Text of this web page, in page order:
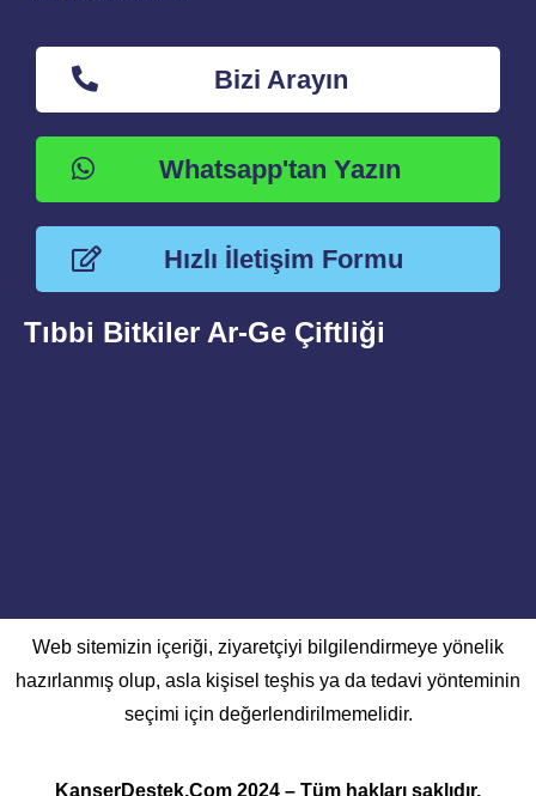
Bizi Arayın
Whatsapp'tan Yazın
Hızlı İletişim Formu
Tıbbi Bitkiler Ar-Ge Çiftliği
Web sitemizin içeriği, ziyaretçiyi bilgilendirmeye yönelik
hazırlanmış olup, asla kişisel teşhis ya da tedavi yönteminin
seçimi için değerlendirilmemelidir.
KanserDestek.Com 2024 – Tüm hakları saklıdır.